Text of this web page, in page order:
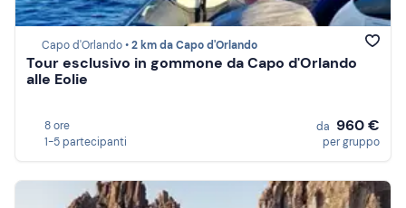
Capo d'Orlando •2 km da Capo d'Orlando
Tour esclusivo in gommone da Capo d'Orlando
alle Eolie
8 ore
1-5 partecipanti
da 960 €
per gruppo